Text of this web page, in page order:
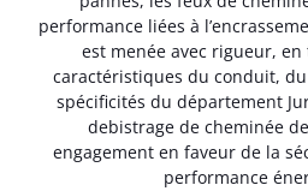
performance liées à
est menée avec rigueur,
caractéristiques du conduit,
spécificités du département
debistrage de cheminée
engagement en faveur de la
performance